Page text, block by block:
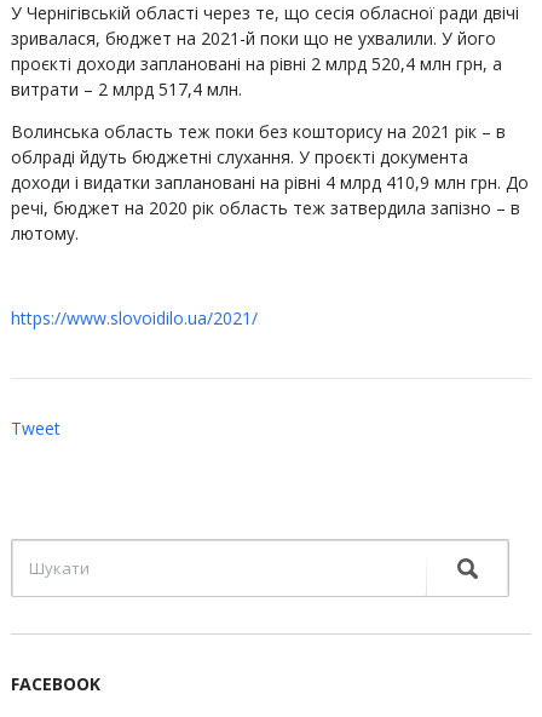
У Чернігівській області через те, що сесія обласної ради двічі
зривалася, бюджет на 2021-й поки що не ухвалили. У його
проєкті доходи заплановані на рівні 2 млрд 520,4 млн грн, а
витрати – 2 млрд 517,4 млн.
Волинська область теж поки без кошторису на 2021 рік – в
облраді йдуть бюджетні слухання. У проєкті документа
доходи і видатки заплановані на рівні 4 млрд 410,9 млн грн. До
речі, бюджет на 2020 рік область теж затвердила запізно – в
лютому.
https://www.slovoidilo.ua/2021/
Tweet
FACEBOOK